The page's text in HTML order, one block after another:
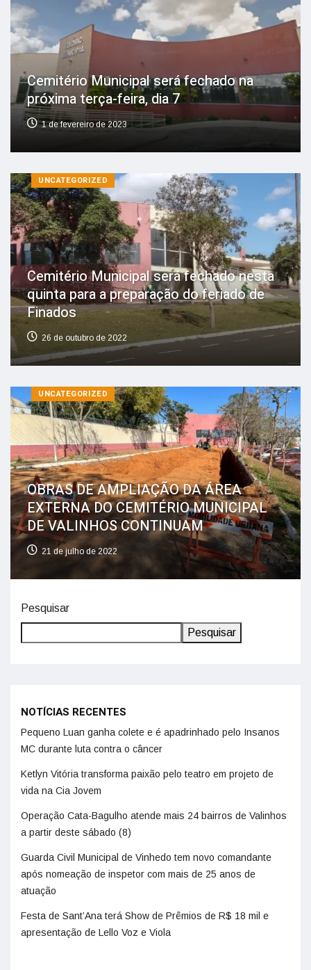
Cemitério Municipal será fechado na
próxima terça-feira, dia 7
1 de fevereiro de 2023
UNCATEGORIZED
Cemitério Municipal será fechado nesta
quinta para a preparação do feriado de
Finados
26 de outubro de 2022
UNCATEGORIZED
OBRAS DE AMPLIAÇÃO DA ÁREA
EXTERNA DO CEMITÉRIO MUNICIPAL
DE VALINHOS CONTINUAM
21 de julho de 2022
Pesquisar
Pesquisar
NOTÍCIAS RECENTES
Pequeno Luan ganha colete e é apadrinhado pelo Insanos
MC durante luta contra o câncer
Ketlyn Vitória transforma paixão pelo teatro em projeto de
vida na Cia Jovem
Operação Cata-Bagulho atende mais 24 bairros de Valinhos
a partir deste sábado (8)
Guarda Civil Municipal de Vinhedo tem novo comandante
após nomeação de inspetor com mais de 25 anos de
atuação
Festa de Sant’Ana terá Show de Prêmios de R$ 18 mil e
apresentação de Lello Voz e Viola